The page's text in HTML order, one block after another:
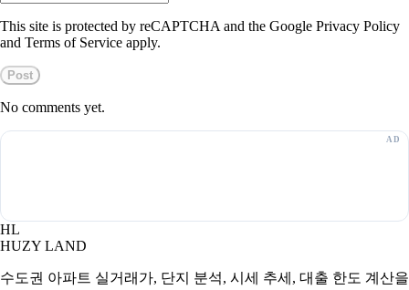
This site is protected by reCAPTCHA and the Google Privacy Policy
and Terms of Service apply.
Post
No comments yet.
HL
HUZY LAND
수도권 아파트 실거래가, 단지 분석, 시세 추세, 대출 한도 계산을